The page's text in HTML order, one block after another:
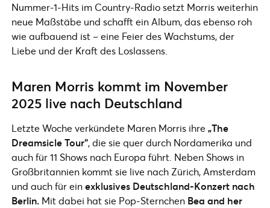
Nummer-1-Hits im Country-Radio setzt Morris weiterhin
neue Maßstäbe und schafft ein Album, das ebenso roh
wie aufbauend ist – eine Feier des Wachstums, der
Liebe und der Kraft des Loslassens.
Maren Morris kommt im November
2025 live nach Deutschland
Letzte Woche verkündete Maren Morris ihre„The
Dreamsicle Tour“, die sie quer durch Nordamerika und
auch für 11 Shows nach Europa führt. Neben Shows in
Großbritannien kommt sie live nach Zürich, Amsterdam
und auch für einexklusives Deutschland-Konzert nach
Berlin. Mit dabei hat sie Pop-Sternchen Bea and her